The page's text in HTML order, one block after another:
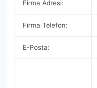
Firma Adresi:
Firma Telefon:
E-Posta: